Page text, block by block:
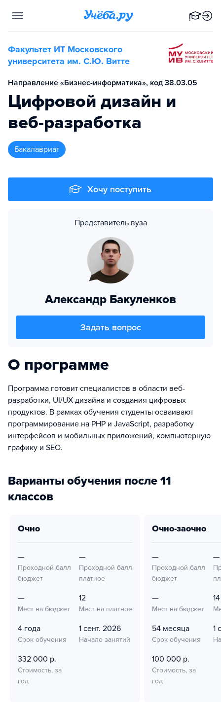
Факультет ИТ Московского
университета им. С.Ю. Витте
Направление «Бизнес-информатика», код 38.03.05
Цифровой дизайн и
веб-разработка
бакалавриат
Хочу поступить
Представитель вуза
Александр Бакуленков
Задать вопрос
О программе
Программа готовит специалистов в области веб-
разработки, UI/UX-дизайна и создания цифровых
продуктов. В рамках обучения студенты осваивают
программирование на PHP и JavaScript, разработку
интерфейсов и мобильных приложений, компьютерную
графику и SEO.
Варианты обучения после 11
классов
очно
—
Проходной балл
бюджет
—
Проходной балл
платное
—
Мест на бюджет
12
Мест на платное
4 года
Срок обучения
1 сент. 2026
Начало занятий
332 000 р.
Стоимость, за
год
очно-заочно
—
Проходной балл
бюджет
—
—
Мест на бюджет
14
54 месяца
Срок обучения
1
100 000 р.
Стоимость, за
год